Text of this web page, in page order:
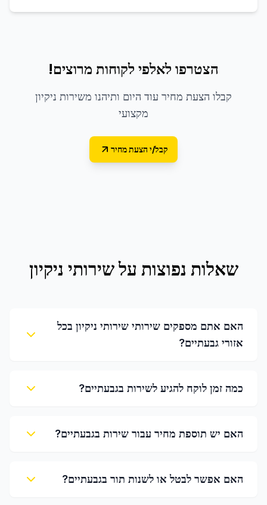
הצטרפו לאלפי לקוחות מרוצים!
קבלו הצעת מחיר עוד היום ותיהנו משירות ניקיון
מקצועי
קבל/י הצעת מחיר
שאלות נפוצות עלשירותי ניקיון
האם אתם מספקים שירותי שירותי ניקיון בכל
אזורי גבעתיים?
כמה זמן לוקח להגיע לשירות בגבעתיים?
האם יש תוספת מחיר עבור שירות בגבעתיים?
האם אפשר לבטל או לשנות תור בגבעתיים?